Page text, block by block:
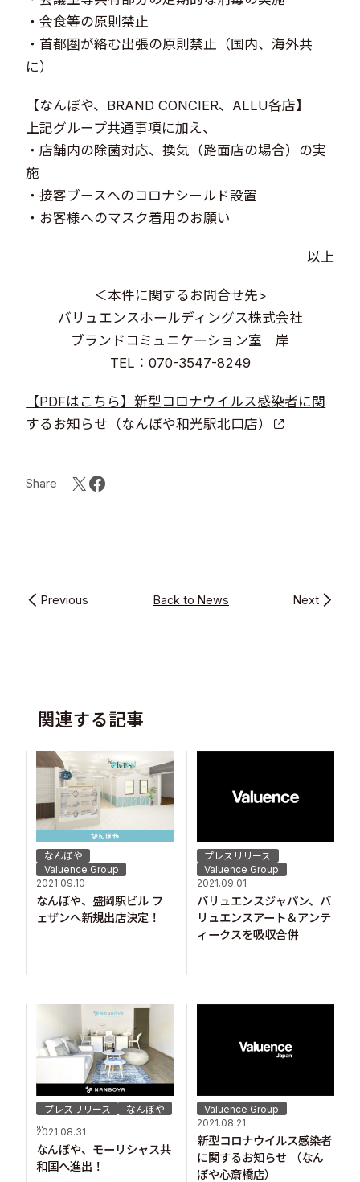
・会食等の原則禁止
・首都圏が絡む出張の原則禁止（国内、海外共
に）
【なんぼや、BRAND CONCIER、ALLU各店】
上記グループ共通事項に加え、
・店舗内の除菌対応、換気（路面店の場合）の実
施
・接客ブースへのコロナシールド設置
・お客様へのマスク着用のお願い
以上
＜本件に関するお問合せ先>
バリュエンスホールディングス株式会社
ブランドコミュニケーション室 岸
TEL：070-3547-8249
【PDFはこちら】新型コロナウイルス感染者に関
するお知らせ（なんぼや和光駅北口店）
Share
Previous Back to News Next
関連する記事
なんぼや
Valuence Group
2021.09.10
なんぼや、盛岡駅ビル フ
ェザンへ新規出店決定！
プレスリリース
Valuence Group
2021.09.01
バリュエンスジャパン、バ
リュエンスアート＆アンテ
ィークスを吸収合併
プレスリリース
なんぼや
...
2021.08.31
なんぼや、モーリシャス共
和国へ進出！
Valuence Group
2021.08.21
新型コロナウイルス感染者
に関するお知らせ （なん
ぼや心斎橋店）